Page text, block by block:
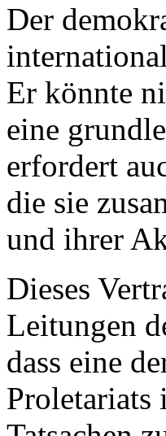
Der
Er könnte
eine
erfordert
die sie
und ihrer
Dieses
Leitungen
dass eine
Proletariats